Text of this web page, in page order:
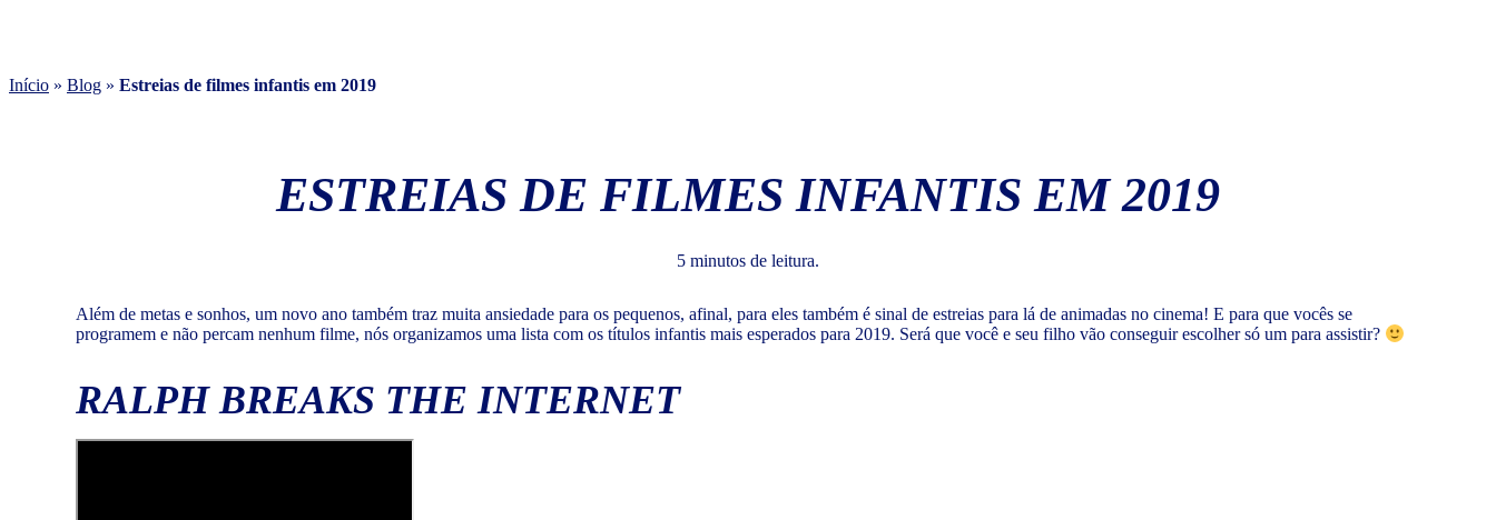
Início » Blog » Estreias de filmes infantis em 2019
ESTREIAS DE FILMES INFANTIS EM 2019
5 minutos de leitura.
Além de metas e sonhos, um novo ano também traz muita ansiedade para os pequenos, afinal, para eles também é sinal de estreias para lá de animadas no cinema! E para que vocês se
programem e não percam nenhum filme, nós organizamos uma lista com os títulos infantis mais esperados para 2019. Será que você e seu filho vão conseguir escolher só um para assistir?
RALPH BREAKS THE INTERNET